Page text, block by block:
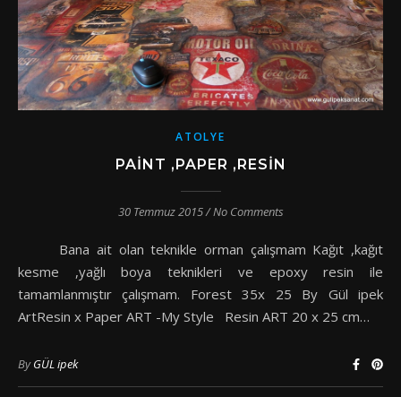
ATOLYE
PAINT ,PAPER ,RESIN
30 Temmuz 2015/No Comments
Bana ait olan teknikle orman çalışmam Kağıt ,kağıt
kesme ,yağlı boya teknikleri ve epoxy resin ile
tamamlanmıştır çalışmam. Forest 35x 25 By Gül ipek
ArtResin x Paper ART -My Style Resin ART 20 x 25 cm…
ByGÜL ipek